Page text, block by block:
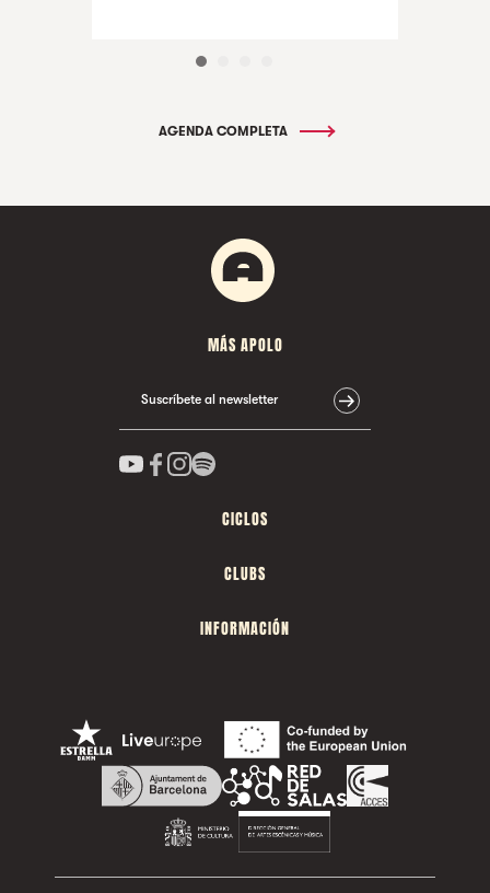
AGENDA COMPLETA
MÁS APOLO
Suscríbete al newsletter
CICLOS
CLUBS
INFORMACIÓN